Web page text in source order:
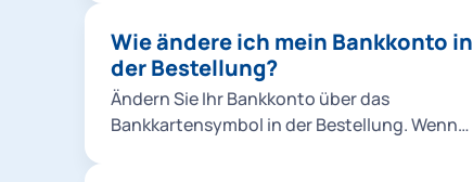
unter Abo-Nutzer*innen auf
Familienmitglied hinzufügen oder fügen Sie
Ihr Familienmitglied direkt im M-Login hinzu.
Hinweise: Sie können Abos für
Wie ändere ich mein Bankkonto in
der Bestellung?
Ändern Sie Ihr Bankkonto über das
Bankkartensymbol in der Bestellung. Wenn